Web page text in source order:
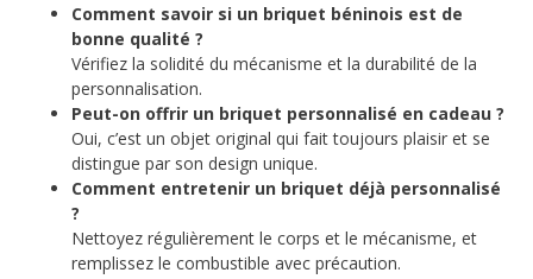
Comment savoir si un briquet béninois est de
bonne qualité ?
Vérifiez la solidité du mécanisme et la durabilité de la
personnalisation.
Peut-on offrir un briquet personnalisé en cadeau ?
Oui, c’est un objet original qui fait toujours plaisir et se
distingue par son design unique.
Comment entretenir un briquet déjà personnalisé
?
Nettoyez régulièrement le corps et le mécanisme, et
remplissez le combustible avec précaution.